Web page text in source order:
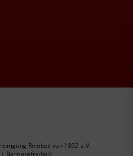
Reinbek von 1892 e.V.
| Barrierefreiheit